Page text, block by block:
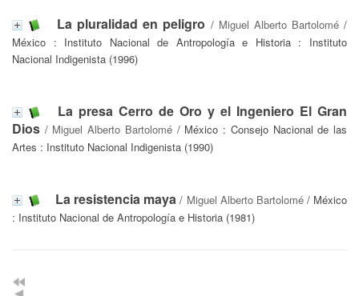
La pluralidad en peligro / Miguel Alberto Bartolomé/
México : Instituto Nacional de Antropología e Historia : Instituto
Nacional Indigenista (1996)
La presa Cerro de Oro y el Ingeniero El Gran
Dios / Miguel Alberto Bartolomé/ México : Consejo Nacional de las
Artes : Instituto Nacional Indigenista (1990)
La resistencia maya / Miguel Alberto Bartolomé/ México
: Instituto Nacional de Antropología e Historia (1981)